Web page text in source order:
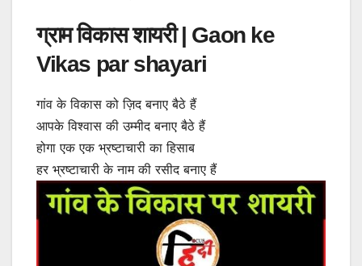
ग्राम विकास शायरी | Gaon ke
Vikas par shayari
गांव के विकास को ज़िद बनाए बैठे हैं
आपके विश्वास की उम्मीद बनाए बैठे हैं
होगा एक एक भ्रष्टाचारी का हिसाब
हर भ्रष्टाचारी के नाम की रसीद बनाए हैं